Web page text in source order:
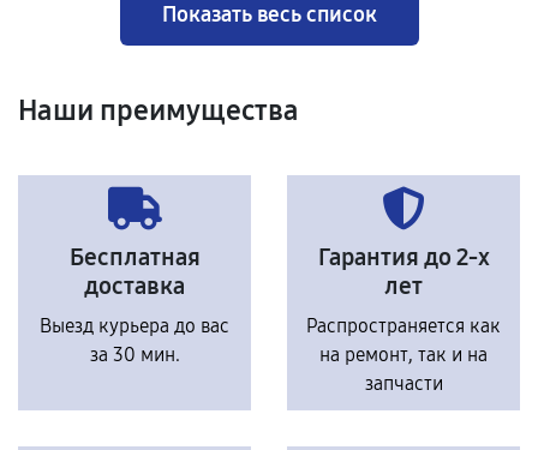
Показать весь список
Наши преимущества
Бесплатная
доставка
Выезд курьера до вас
за 30 мин.
Гарантия до 2-х
лет
Распространяется как
на ремонт, так и на
запчасти